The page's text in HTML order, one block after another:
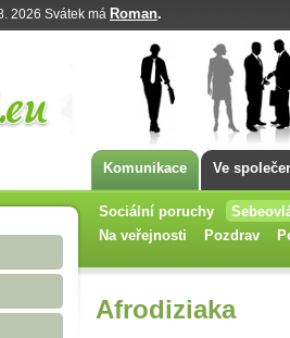
2026 Svátek má Roman.
Komunikace Ve
Sociální poruchy
Na veřejnosti
Pozdrav
Afrodiziaka